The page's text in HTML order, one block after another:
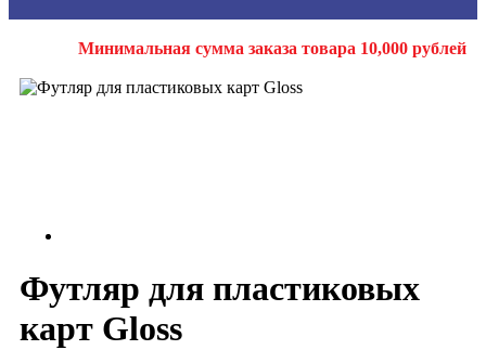
Минимальная сумма заказа товара 10,000 рублей
Футляр для пластиковых
карт Gloss